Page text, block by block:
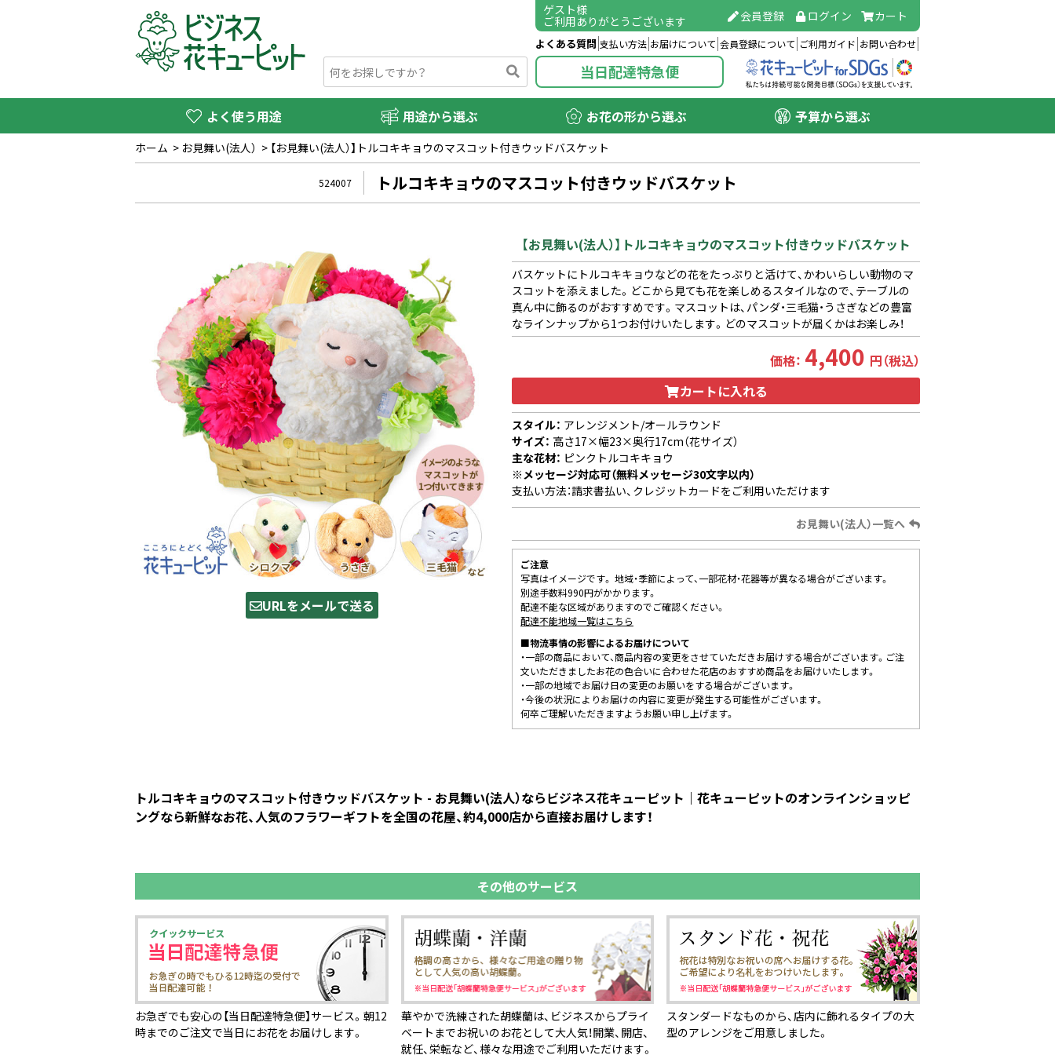
ゲスト様
ご利用ありがとうございます 会員登録 ログイン カート
よくある質問 支払い方法 お届けについて 会員登録について ご利用ガイド お問い合わせ
当日配達特急便
よく使う用途 用途から選ぶ お花の形から選ぶ 予算から選ぶ
ホーム > お見舞い(法人） > 【お見舞い(法人）】トルコキキョウのマスコット付きウッドバスケット
524007 トルコキキョウのマスコット付きウッドバスケット
URLをメールで送る
【お見舞い(法人）】トルコキキョウのマスコット付きウッドバスケット
バスケットにトルコキキョウなどの花をたっぷりと活けて、かわいらしい動物のマ
スコットを添えました。どこから見ても花を楽しめるスタイルなので、テーブルの
真ん中に飾るのがおすすめです。マスコットは、パンダ・三毛猫・うさぎなどの豊富
なラインナップから1つお付けいたします。どのマスコットが届くかはお楽しみ！
価格： 4,400 円（税込）
カートに入れる
スタイル： アレンジメント/オールラウンド
サイズ： 高さ17×幅23×奥行17cm（花サイズ）
主な花材： ピンクトルコキキョウ
※メッセージ対応可（無料メッセージ30文字以内）
支払い方法：請求書払い、クレジットカードをご利用いただけます
お見舞い(法人）一覧へ
ご注意
写真はイメージです。 地域・季節によって、一部花材・花器等が異なる場合がございます。
別途手数料990円がかかります。
配達不能な区域がありますのでご確認ください。
配達不能地域一覧はこちら
■物流事情の影響によるお届けについて
・一部の商品において、商品内容の変更をさせていただきお届けする場合がございます。ご注
文いただきましたお花の色合いに合わせた花店のおすすめ商品をお届けいたします。
・一部の地域でお届け日の変更のお願いをする場合がございます。
・今後の状況によりお届けの内容に変更が発生する可能性がございます。
何卒ご理解いただきますようお願い申し上げます。
トルコキキョウのマスコット付きウッドバスケット - お見舞い(法人）ならビジネス花キューピット｜花キューピットのオンラインショッピ
ングなら新鮮なお花、人気のフラワーギフトを全国の花屋、約4,000店から直接お届けします！
その他のサービス
お急ぎでも安心の【当日配達特急便】サービス。朝12
時までのご注文で当日にお花をお届けします。
華やかで洗練された胡蝶蘭は、ビジネスからプライ
ベートまでお祝いのお花として大人気！開業、開店、
就任、栄転など、様々な用途でご利用いただけます。
スタンダードなものから、店内に飾れるタイプの大
型のアレンジをご用意しました。